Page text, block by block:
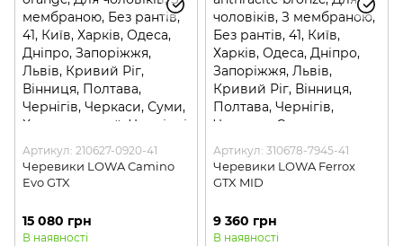
Артикул: 210627-0920-41
Черевики LOWA Camino
Evo GTX
15 080 грн
В наявності
Артикул: 310678-7945-41
Черевики LOWA Ferrox
GTX MID
9 360 грн
В наявності